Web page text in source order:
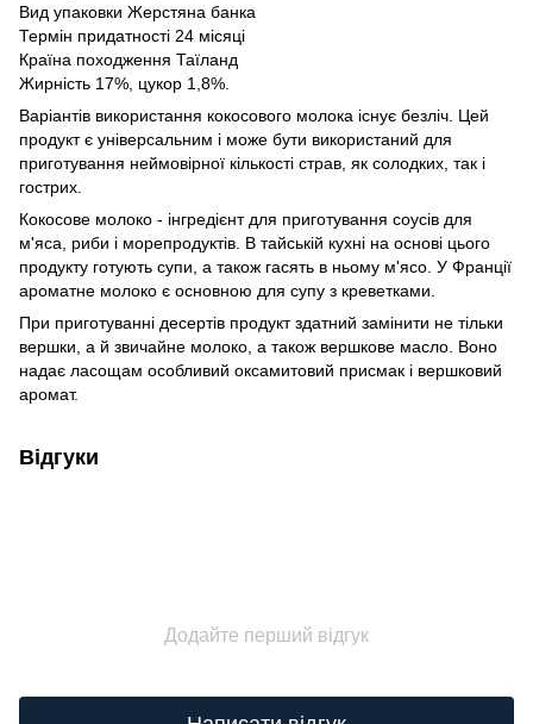
Вид упаковки Жерстяна банка
Термін придатності 24 місяці
Країна походження Таїланд
Жирність 17%, цукор 1,8%.
Варіантів використання кокосового молока існує безліч. Цей
продукт є універсальним і може бути використаний для
приготування неймовірної кількості страв, як солодких, так і
гострих.
Кокосове молоко - інгредієнт для приготування соусів для
м'яса, риби і морепродуктів. В тайській кухні на основі цього
продукту готують супи, а також гасять в ньому м'ясо. У Франції
ароматне молоко є основною для супу з креветками.
При приготуванні десертів продукт здатний замінити не тільки
вершки, а й звичайне молоко, а також вершкове масло. Воно
надає ласощам особливий оксамитовий присмак і вершковий
аромат.
Відгуки
Додайте перший відгук